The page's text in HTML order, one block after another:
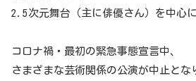
2.5次元舞台（主に俳優さん）を中心に
コロナ禍・最初の緊急事態宣言中、
さまざまな芸術関係の公演が中止とな